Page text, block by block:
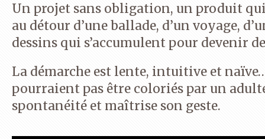
Un projet sans obligation, un produit
au détour d’une ballade, d’un voyage,
dessins qui s’accumulent pour devenir
La démarche est lente, intuitive et
pourraient pas être coloriés par un
spontanéité et maîtrise son geste.
BLUE LAKE RUG TABLE TORNADE